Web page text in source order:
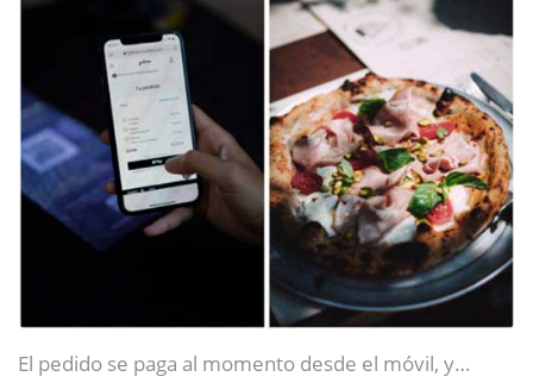
El pedido se paga al momento desde el móvil, y…